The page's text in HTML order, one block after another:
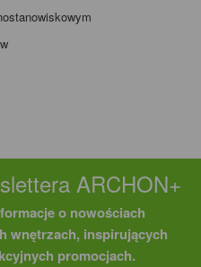
ARCHON+
o nowościach
wnętrzach, inspirujących
promocjach.